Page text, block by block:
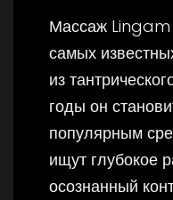
Массаж Lingam
самых
из
годы он
популярным
ищут глубокое
осознанный